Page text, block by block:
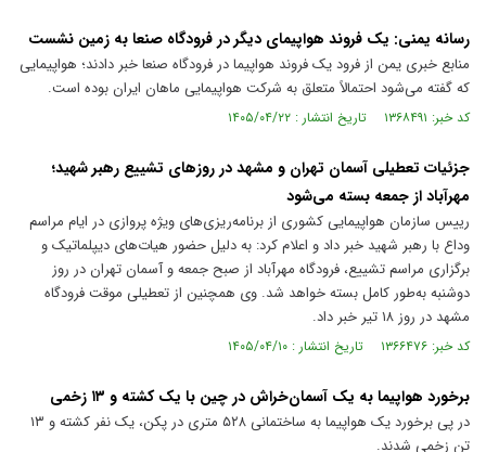
رسانه یمنی: یک فروند هواپیمای دیگر در فرودگاه صنعا به زمین نشست
منابع خبری یمن از فرود یک فروند هواپیما در فرودگاه صنعا خبر دادند؛ هواپیمایی
که گفته می‌شود احتمالاً متعلق به شرکت هواپیمایی ماهان ایران بوده است.
کد خبر: ۱۳۶۸۴۹۱ تاریخ انتشار : ۱۴۰۵/۰۴/۲۲
جزئیات تعطیلی آسمان تهران و مشهد در روزهای تشییع رهبر شهید؛
مهرآباد از جمعه بسته می‌شود
رییس سازمان هواپیمایی کشوری از برنامه‌ریزی‌های ویژه پروازی در ایام مراسم
وداع با رهبر شهید خبر داد و اعلام کرد: به دلیل حضور هیات‌های دیپلماتیک و
برگزاری مراسم تشییع، فرودگاه مهرآباد از صبح جمعه و آسمان تهران در روز
دوشنبه به‌طور کامل بسته خواهد شد. وی همچنین از تعطیلی موقت فرودگاه
مشهد در روز ۱۸ تیر خبر داد.
کد خبر: ۱۳۶۶۴۷۶ تاریخ انتشار : ۱۴۰۵/۰۴/۱۰
برخورد هواپیما به یک آسمان‌خراش در چین با یک کشته و ۱۳ زخمی
در پی برخورد یک هواپیما به ساختمانی ۵۲۸ متری در پکن، یک نفر کشته و ۱۳
تن زخمی شدند.